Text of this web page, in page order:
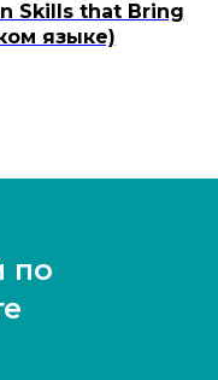
Skills that Bring
языке)
по